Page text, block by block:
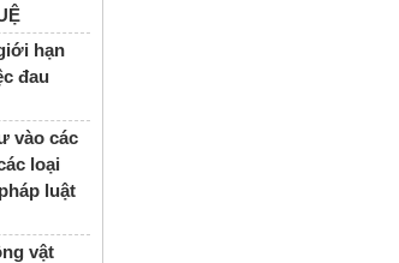
hạn
đau
vào các
loại
luật
vật